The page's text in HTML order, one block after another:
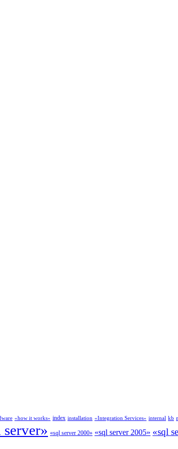
«how it works» index installation «Integration Services» internal kb
server» «sql server 2000» «sql server 2005» «sql